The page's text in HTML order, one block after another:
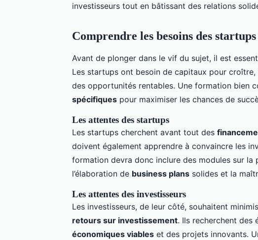
investisseurs tout en bâtissant des relations
Comprendre les besoins des
Avant de plonger dans le vif du sujet, il est
Les startups ont besoin de capitaux pour
des opportunités rentables. Une formation bien
spécifiques pour maximiser les chances de
Les attentes des startups
Les startups cherchent avant tout des
doivent également apprendre à convaincre les
formation devra donc inclure des modules sur la
l’élaboration de business plans solides et la
Les attentes des investisseurs
Les investisseurs, de leur côté, souhaitent
retours sur investissement. Ils recherchent des
économiques viables et des projets innovants.